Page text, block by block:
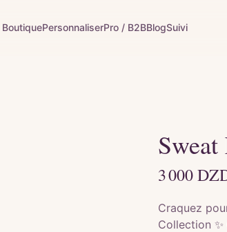
BoutiquePersonnaliserPro / B2BBlogSuivi
Sweat
3 000
Craquez
Collection